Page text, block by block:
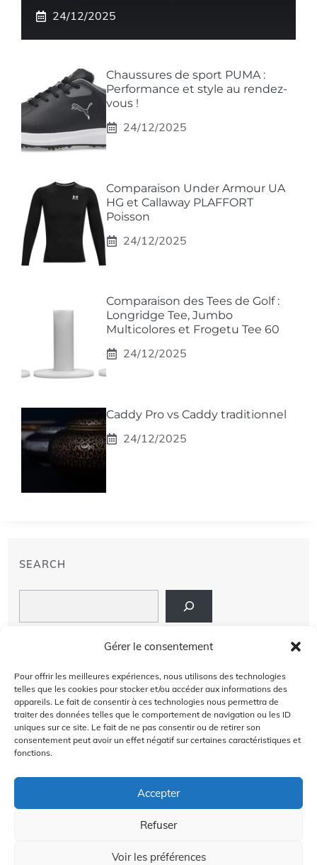
Gérer le consentement
Pour offrir les meilleures expériences, nous utilisons des technologies
telles que les cookies pour stocker et/ou accéder aux informations des
appareils. Le fait de consentir à ces technologies nous permettra de
traiter des données telles que le comportement de navigation ou les ID
uniques sur ce site. Le fait de ne pas consentir ou de retirer son
consentement peut avoir un effet négatif sur certaines caractéristiques et
fonctions.
Accepter
Refuser
Voir les préférences
24/12/2025
Chaussures de sport PUMA :
Performance et style au rendez-
vous !
24/12/2025
Comparaison Under Armour UA
HG et Callaway PLAFFORT
Poisson
24/12/2025
Comparaison des Tees de Golf :
Longridge Tee, Jumbo
Multicolores et Frogetu Tee 60
24/12/2025
Caddy Pro vs Caddy traditionnel
24/12/2025
SEARCH
À PROPOS DE NOUS
AVIS DE NON-RESPONSABILITÉ
2024 @Copyright by